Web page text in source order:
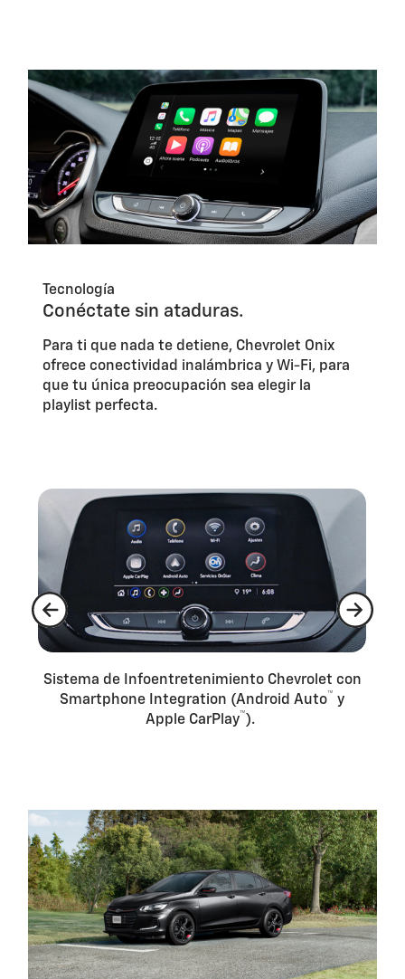
Tecnología
Conéctate sin ataduras.
Para ti que nada te detiene, Chevrolet Onix
ofrece conectividad inalámbrica y Wi-Fi, para
que tu única preocupación sea elegir la
playlist perfecta.
Sistema de Infoentretenimiento Chevrolet con
Smartphone Integration (Android Auto™ y
Apple CarPlay™).